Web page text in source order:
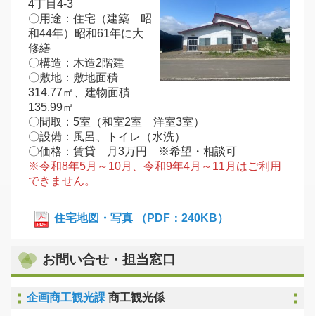
4丁目4-3
〇用途：住宅（建築 昭
和44年）昭和61年に大
修繕
〇構造：木造2階建
〇敷地：敷地面積
314.77㎡、建物面積
135.99㎡
〇間取：5室（和室2室 洋室3室）
〇設備：風呂、トイレ（水洗）
〇価格：賃貸 月3万円 ※希望・相談可
※令和8年5月～10月、令和9年4月～11月はご利用
できません。
住宅地図・写真 （PDF：240KB）
お問い合せ・担当窓口
企画商工観光課 商工観光係